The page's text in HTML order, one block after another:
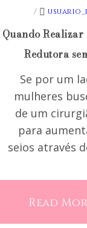
/
Quando
Redutora
Se por um
mulheres
de um
para
seios através
Read